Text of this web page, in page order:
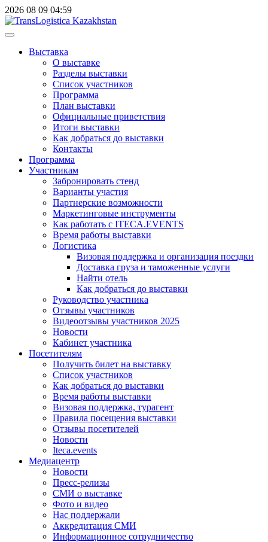
2026 08 09 04:59
Выставка
О выставке
Разделы выставки
Список участников
Программа
План выставки
Официальные приветствия
Итоги выставки
Как добраться до выставки
Контакты
Программа
Участникам
Забронировать стенд
Варианты участия
Партнерские возможности
Маркетинговые инструменты
Как работать с ITECA.EVENTS
Время работы выставки
Логистика
Визовая поддержка и организация поездки
Доставка груза и таможенные услуги
Найти отель
Как добраться до выставки
Руководство участника
Отзывы участников
Видеоотзывы участников 2025
Новости
Кабинет участника
Посетителям
Получить билет на выставку
Список участников
Как добраться до выставки
Время работы выставки
Визовая поддержка, турагент
Правила посещения выставки
Отзывы посетителей
Новости
Iteca.events
Медиацентр
Новости
Пресс-релизы
СМИ о выставке
Фото и видео
Нас поддержали
Аккредитация СМИ
Информационное сотрудничество